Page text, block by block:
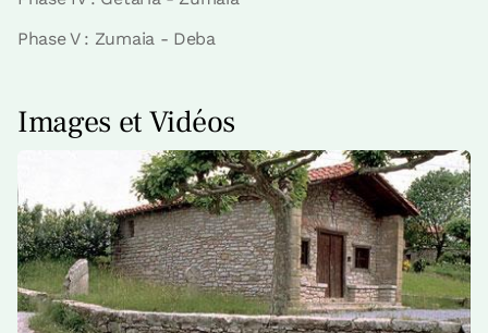
Phase V : Zumaia - Deba
Images et Vidéos